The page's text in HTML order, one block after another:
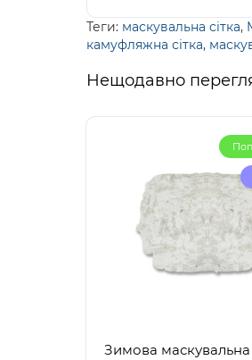
Теги: маскувальна сітка,
камуфляжна сітка,
Нещодавно
Зимова маскувальна